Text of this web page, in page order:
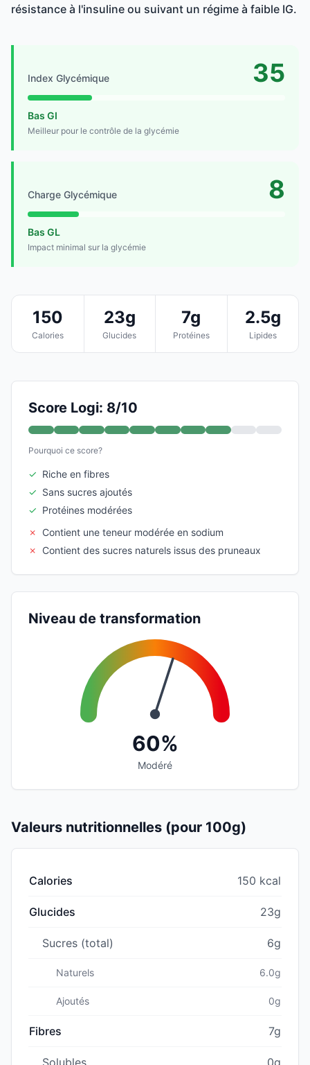
résistance à l'insuline ou suivant un régime à faible IG.
Index Glycémique 35
Bas GI
Meilleur pour le contrôle de la glycémie
Charge Glycémique 8
Bas GL
Impact minimal sur la glycémie
150
Calories
23g
Glucides
7g
Protéines
2.5g
Lipides
Score Logi: 8/10
Pourquoi ce score?
✓ Riche en fibres
✓ Sans sucres ajoutés
✓ Protéines modérées
✗
Contient une teneur modérée en sodium
✗
Contient des sucres naturels issus des pruneaux
Niveau de transformation
60%
Modéré
Valeurs nutritionnelles (pour 100g)
Calories 150 kcal
Glucides 23g
Sucres (total) 6g
Naturels 6.0g
Ajoutés 0g
Fibres 7g
Solubles 0g